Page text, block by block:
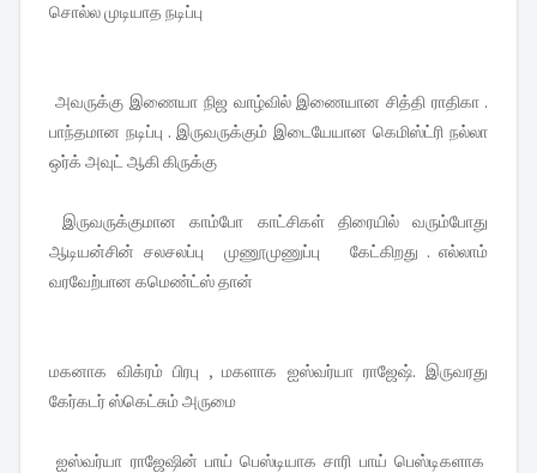
சொல்ல முடியாத நடிப்பு
அவருக்கு இணையா நிஜ வாழ்வில் இணையான சித்தி ராதிகா .
பாந்தமான நடிப்பு . இருவருக்கும் இடையேயான கெமிஸ்ட்ரி நல்லா
ஒர்க் அவுட் ஆகி கிருக்கு
இருவருக்குமான காம்போ காட்சிகள் திரையில் வரும்போது
ஆடியன்சின் சலசலப்பு முணூமுணுப்பு கேட்கிறது . எல்லாம்
வரவேற்பான கமெண்ட்ஸ் தான்
மகனாக விக்ரம் பிரபு , மகளாக ஐஸ்வர்யா ராஜேஷ். இருவரது
கேர்கடர் ஸ்கெட்சும் அருமை
ஐஸ்வர்யா ராஜேஷின் பாய் பெஸ்டியாக சாரி பாய் பெஸ்டிகளாக